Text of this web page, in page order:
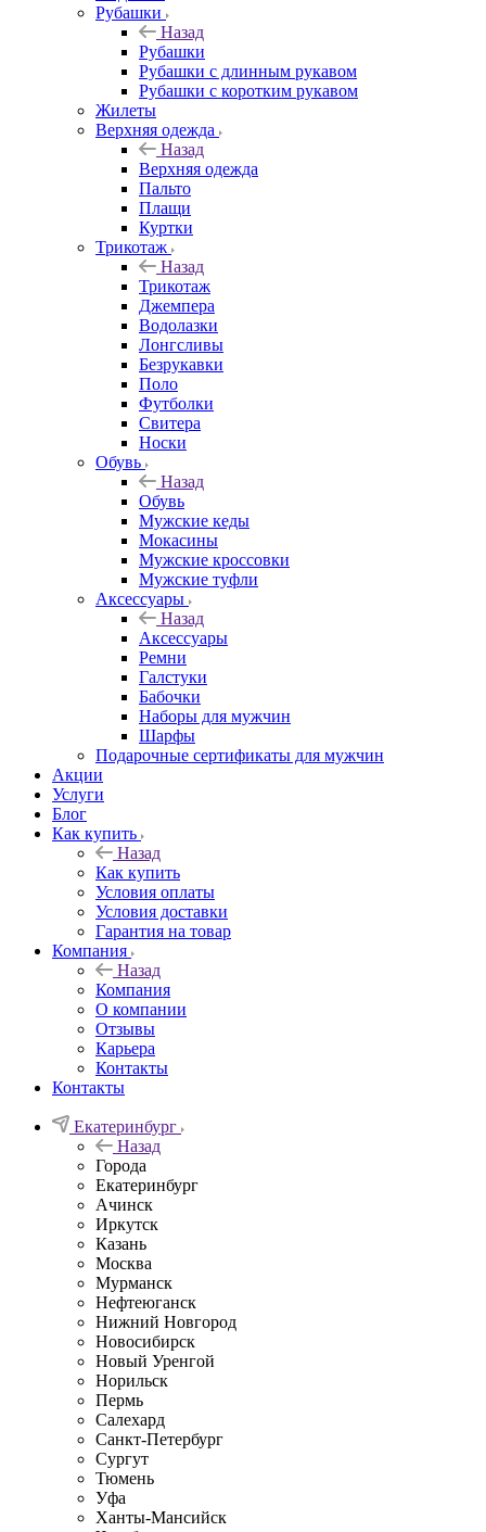
Рубашки
Назад
Рубашки
Рубашки с длинным рукавом
Рубашки с коротким рукавом
Жилеты
Верхняя одежда
Назад
Верхняя одежда
Пальто
Плащи
Куртки
Трикотаж
Назад
Трикотаж
Джемпера
Водолазки
Лонгсливы
Безрукавки
Поло
Футболки
Свитера
Носки
Обувь
Назад
Обувь
Мужские кеды
Мокасины
Мужские кроссовки
Мужские туфли
Аксессуары
Назад
Аксессуары
Ремни
Галстуки
Бабочки
Наборы для мужчин
Шарфы
Подарочные сертификаты для мужчин
Акции
Услуги
Блог
Как купить
Назад
Как купить
Условия оплаты
Условия доставки
Гарантия на товар
Компания
Назад
Компания
О компании
Отзывы
Карьера
Контакты
Контакты
Екатеринбург
Назад
Города
Екатеринбург
Ачинск
Иркутск
Казань
Москва
Мурманск
Нефтеюганск
Нижний Новгород
Новосибирск
Новый Уренгой
Норильск
Пермь
Салехард
Санкт-Петербург
Сургут
Тюмень
Уфа
Ханты-Мансийск